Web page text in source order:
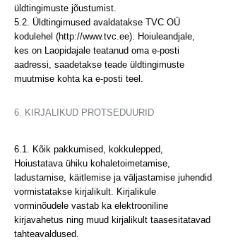
üldtingimuste jõustumist.
5.2. Üldtingimused avaldatakse TVC OÜ
kodulehel (http://www.tvc.ee). Hoiuleandjale,
kes on Laopidajale teatanud oma e-posti
aadressi, saadetakse teade üldtingimuste
muutmise kohta ka e-posti teel.
6. KIRJALIKUD PROTSEDUURID
6.1. Kõik pakkumised, kokkulepped,
Hoiustatava ühiku kohaletoimetamise,
ladustamise, käitlemise ja väljastamise juhendid
vormistatakse kirjalikult. Kirjalikule
vorminõudele vastab ka elektrooniline
kirjavahetus ning muud kirjalikult taasesitatavad
tahteavaldused.